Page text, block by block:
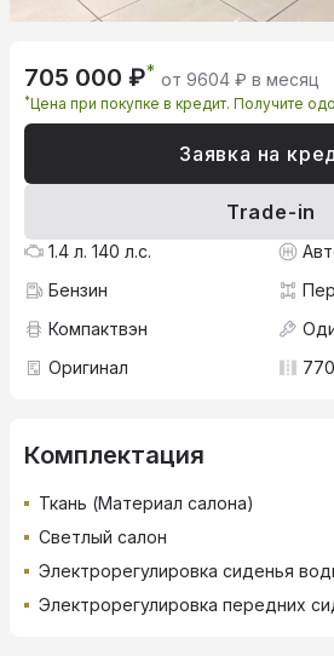
705 000 ₽* от 9604 ₽ в месяц
*Цена при покупке в кредит. Получите
Заявка на
Trade-in
1.4 л. 140 л.с.
Бензин
Компактвэн
Оригинал
Комплектация
Ткань (Материал салона)
Светлый салон
Электрорегулировка сиденья
Электрорегулировка передних